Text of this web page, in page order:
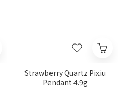
Strawberry Quartz Pixiu
Pendant 4.9g